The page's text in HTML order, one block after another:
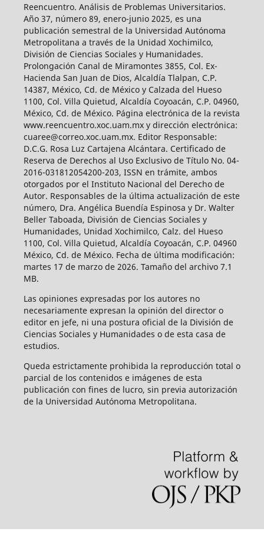
Reencuentro. Análisis de Problemas Universitarios.
Año 37, número 89, enero-junio 2025, es una
publicación semestral de la Universidad Autónoma
Metropolitana a través de la Unidad Xochimilco,
División de Ciencias Sociales y Humanidades.
Prolongación Canal de Miramontes 3855, Col. Ex-
Hacienda San Juan de Dios, Alcaldía Tlalpan, C.P.
14387, México, Cd. de México y Calzada del Hueso
1100, Col. Villa Quietud, Alcaldía Coyoacán, C.P. 04960,
México, Cd. de México. Página electrónica de la revista
www.reencuentro.xoc.uam.mx y dirección electrónica:
cuaree@correo.xoc.uam.mx. Editor Responsable:
D.C.G. Rosa Luz Cartajena Alcántara. Certificado de
Reserva de Derechos al Uso Exclusivo de Título No. 04-
2016-031812054200-203, ISSN en trámite, ambos
otorgados por el Instituto Nacional del Derecho de
Autor. Responsables de la última actualización de este
número, Dra. Angélica Buendía Espinosa y Dr. Walter
Beller Taboada, División de Ciencias Sociales y
Humanidades, Unidad Xochimilco, Calz. del Hueso
1100, Col. Villa Quietud, Alcaldía Coyoacán, C.P. 04960
México, Cd. de México. Fecha de última modificación:
martes 17 de marzo de 2026. Tamaño del archivo 7.1
MB.
Las opiniones expresadas por los autores no
necesariamente expresan la opinión del director o
editor en jefe, ni una postura oficial de la División de
Ciencias Sociales y Humanidades o de esta casa de
estudios.
Queda estrictamente prohibida la reproducción total o
parcial de los contenidos e imágenes de esta
publicación con fines de lucro, sin previa autorización
de la Universidad Autónoma Metropolitana.